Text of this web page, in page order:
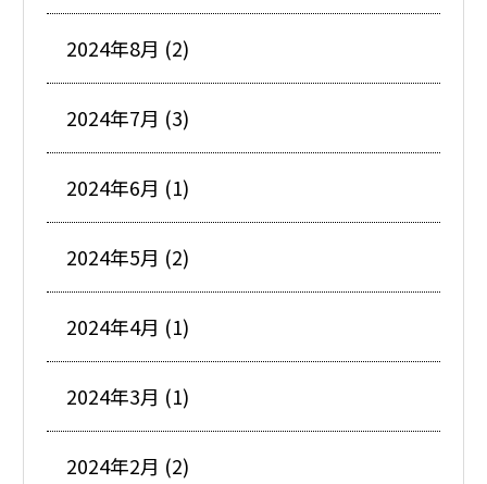
2024年8月 (2)
2024年7月 (3)
2024年6月 (1)
2024年5月 (2)
2024年4月 (1)
2024年3月 (1)
2024年2月 (2)